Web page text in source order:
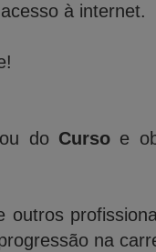
à internet.
do Curso e
outros
na